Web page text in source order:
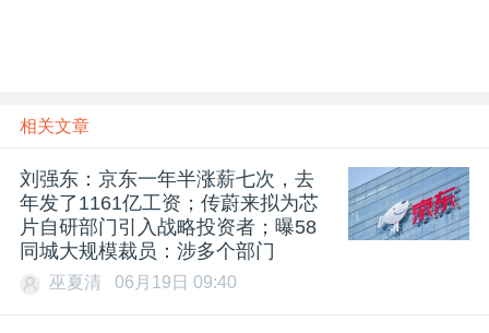
机
相关文章
刘强东：京东一年半涨薪七次，去
年发了1161亿工资；传蔚来拟为芯
片自研部门引入战略投资者；曝58
同城大规模裁员：涉多个部门
巫夏清 06月19日 09:40